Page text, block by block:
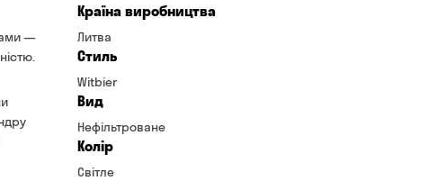
—
Країна виробництва
Литва
Стиль
Witbier
Вид
Нефільтроване
Колір
Світле